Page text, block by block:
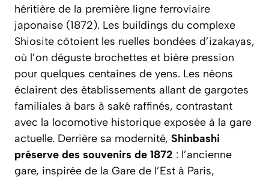
héritière de la première ligne ferroviaire
japonaise (1872). Les buildings du complexe
Shiosite côtoient les ruelles bondées d’izakayas,
où l’on déguste brochettes et bière pression
pour quelques centaines de yens. Les néons
éclairent des établissements allant de gargotes
familiales à bars à saké raffinés, contrastant
avec la locomotive historique exposée à la gare
actuelle. Derrière sa modernité, Shinbashi
préserve des souvenirs de 1872 : l’ancienne
gare, inspirée de la Gare de l’Est à Paris,